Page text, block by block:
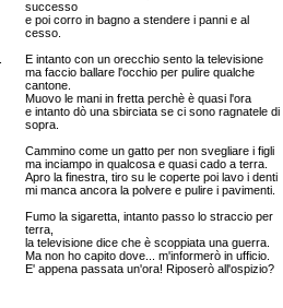
successo
e poi corro in bagno a stendere i panni e al
cesso.
E intanto con un orecchio sento la televisione
ma faccio ballare l'occhio per pulire qualche
cantone.
Muovo le mani in fretta perchè è quasi l'ora
e intanto dò una sbirciata se ci sono ragnatele di
sopra.
Cammino come un gatto per non svegliare i figli
ma inciampo in qualcosa e quasi cado a terra.
Apro la finestra, tiro su le coperte poi lavo i denti
mi manca ancora la polvere e pulire i pavimenti.
Fumo la sigaretta, intanto passo lo straccio per
terra,
la televisione dice che è scoppiata una guerra.
Ma non ho capito dove... m'informerò in ufficio.
E' appena passata un'ora! Riposerò all'ospizio?